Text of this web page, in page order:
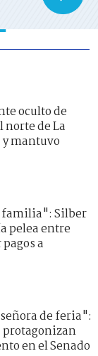
oculto de
norte de La
mantuvo
familia": Silber
pelea entre
a
de feria":
protagonizan
en el Senado